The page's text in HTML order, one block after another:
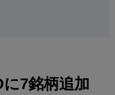
7銘柄追加